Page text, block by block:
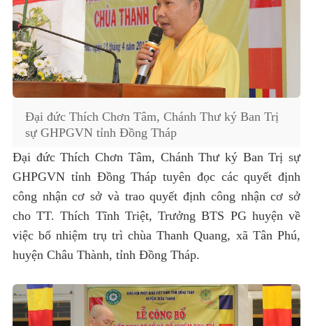
Đại đức Thích Chơn Tâm, Chánh Thư ký Ban Trị
sự GHPGVN tỉnh Đồng Tháp
Đại đức Thích Chơn Tâm, Chánh Thư ký Ban Trị sự
GHPGVN tỉnh Đồng Tháp tuyên đọc các quyết định
công nhận cơ sở và trao quyết định công nhận cơ sở
cho TT. Thích Tĩnh Triệt, Trưởng BTS PG huyện về
việc bổ nhiệm trụ trì chùa Thanh Quang, xã Tân Phú,
huyện Châu Thành, tỉnh Đồng Tháp.